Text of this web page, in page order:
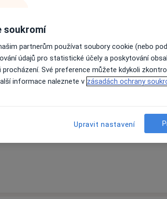
5 Adresa 6
Dnes
6 Srpen
Zítra
7 Srpen
So
8 Srpen
Ne
9 Srpen
Zobrazit profil
soukromí
partnerům používat soubory cookie (nebo
údajů pro statistické účely a poskytování
procházení. Své preference můžete kdykoli
informace naleznete v zásadách ochrany
Upravit nastavení